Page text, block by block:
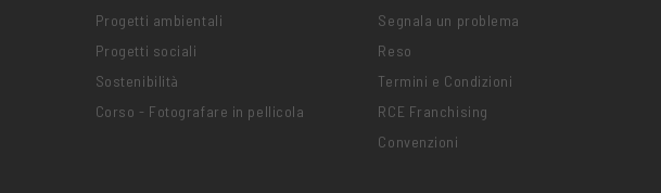
Progetti ambientali
Progetti sociali
Sostenibilità
Corso - Fotografare in pellicola
Segnala un problema
Reso
Termini e Condizioni
RCE Franchising
Convenzioni